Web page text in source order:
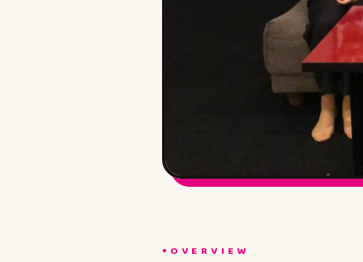
OVERVIEW